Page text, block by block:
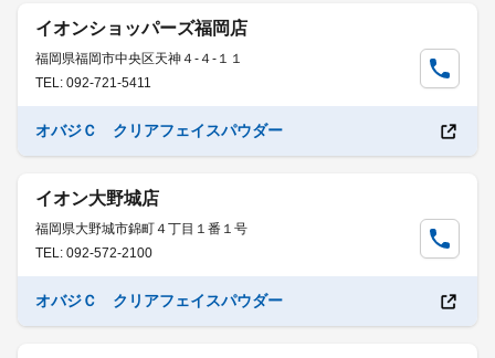
イオンショッパーズ福岡店
福岡県福岡市中央区天神４-４-１１
TEL: 092-721-5411
オバジＣ クリアフェイスパウダー
イオン大野城店
福岡県大野城市錦町４丁目１番１号
TEL: 092-572-2100
オバジＣ クリアフェイスパウダー